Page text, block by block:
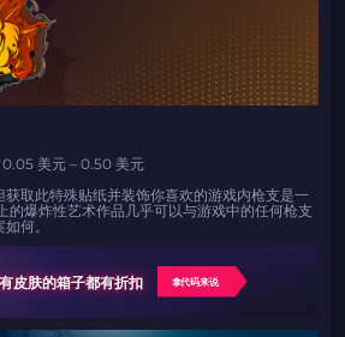
美元 – 0.50 美元
取此特殊贴纸并装饰你喜欢的游戏内枪支是一
的爆炸性艺术作品几乎可以与游戏中的任何枪支
如何。
皮肤的箱子都有折扣 拿代码来说